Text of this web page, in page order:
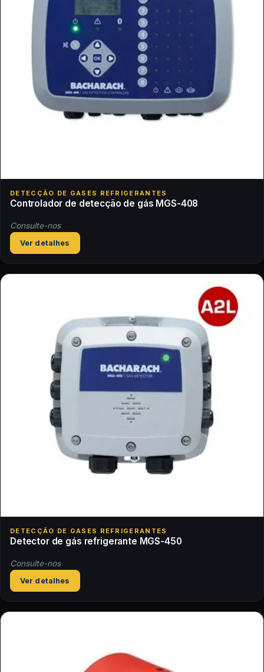
DETECÇÃO DE GASES REFRIGERANTES
Controlador de detecção de gás MGS-408
Consulte-nos
Ver detalhes
DETECÇÃO DE GASES REFRIGERANTES
Detector de gás refrigerante MGS-450
Consulte-nos
Ver detalhes